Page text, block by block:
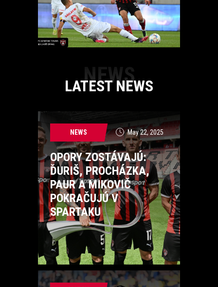
NEWS
LATEST NEWS
NEWS May 22, 2025
OPORY ZOSTÁVAJÚ:
ĎURIŠ, PROCHÁZKA,
PAUR A MIKOVIČ
POKRAČUJÚ V
SPARTAKU